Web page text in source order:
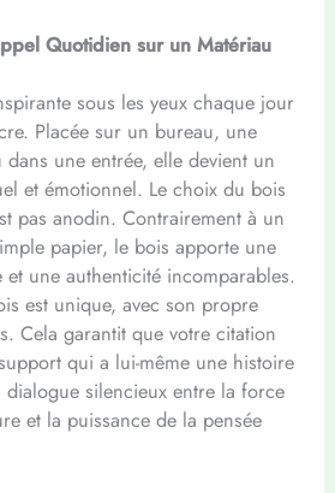
Quotidien sur un Matériau
sous les yeux chaque jour
Placée sur un bureau, une
une entrée, elle devient un
et émotionnel. Le choix du bois
pas anodin. Contrairement à un
papier, le bois apporte une
une authenticité incomparables.
est unique, avec son propre
Cela garantit que votre citation
qui a lui-même une histoire
dialogue silencieux entre la force
et la puissance de la pensée